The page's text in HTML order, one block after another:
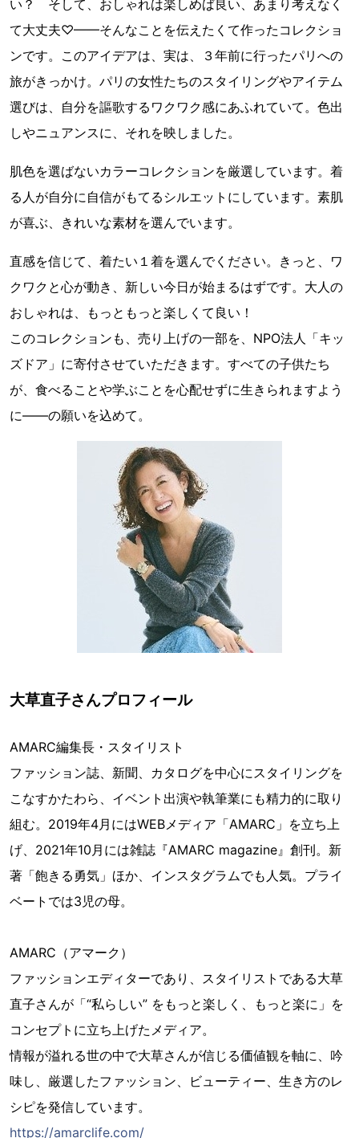
い？ そして、おしゃれは楽しめば良い、あまり考えなく
て大丈夫♡——そんなことを伝えたくて作ったコレクショ
ンです。このアイデアは、実は、３年前に行ったパリへの
旅がきっかけ。パリの女性たちのスタイリングやアイテム
選びは、自分を謳歌するワクワク感にあふれていて。色出
しやニュアンスに、それを映しました。
肌色を選ばないカラーコレクションを厳選しています。着
る人が自分に自信がもてるシルエットにしています。素肌
が喜ぶ、きれいな素材を選んでいます。
直感を信じて、着たい１着を選んでください。きっと、ワ
クワクと心が動き、新しい今日が始まるはずです。大人の
おしゃれは、もっともっと楽しくて良い！
このコレクションも、売り上げの一部を、NPO法人「キッ
ズドア」に寄付させていただきます。すべての子供たち
が、食べることや学ぶことを心配せずに生きられますよう
に——の願いを込めて。
大草直子さんプロフィール
AMARC編集長・スタイリスト
ファッション誌、新聞、カタログを中心にスタイリングを
こなすかたわら、イベント出演や執筆業にも精力的に取り
組む。2019年4月にはWEBメディア「AMARC」を立ち上
げ、2021年10月には雑誌『AMARC magazine』創刊。新
著「飽きる勇気」ほか、インスタグラムでも人気。プライ
ベートでは3児の母。
AMARC（アマーク）
ファッションエディターであり、スタイリストである大草
直子さんが「“私らしい” をもっと楽しく、もっと楽に」を
コンセプトに立ち上げたメディア。
情報が溢れる世の中で大草さんが信じる価値観を軸に、吟
味し、厳選したファッション、ビューティー、生き方のレ
シピを発信しています。
https://amarclife.com/